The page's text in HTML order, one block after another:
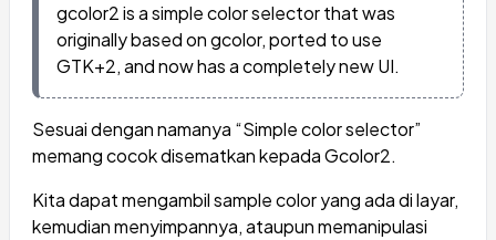
gcolor2 is a simple color selector that was
originally based on gcolor, ported to use
GTK+2, and now has a completely new UI.
Sesuai dengan namanya “Simple color selector”
memang cocok disematkan kepada Gcolor2.
Kita dapat mengambil sample color yang ada di layar,
kemudian menyimpannya, ataupun memanipulasi